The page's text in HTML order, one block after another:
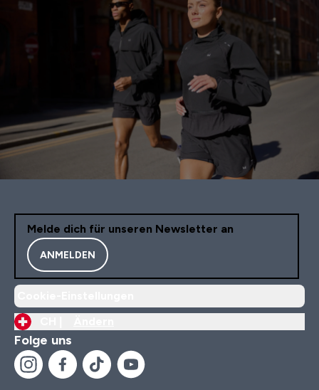
Melde dich für unseren Newsletter an
ANMELDEN
Folge uns